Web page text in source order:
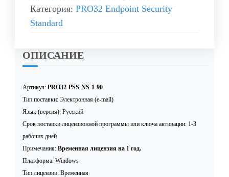
ОПИСАНИЕ
Артикул: PRO32-PSS-NS-1-90
Тип поставки: Электронная (e-mail)
Язык (версия): Русский
Срок поставки лицензионной программы или ключа активации: 1-3
рабочих дней
Примечания: Временная лицензия на 1 год.
Платформа: Windows
Тип лицензии: Временная
Категория: PRO32 Endpoint Security
Standard